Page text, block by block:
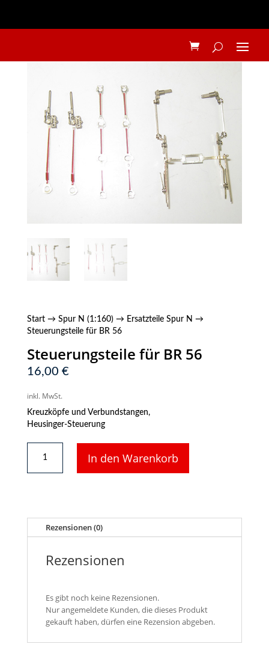
Start→ Spur N (1:160)→ Ersatzteile Spur N →
Steuerungsteile für BR 56
Steuerungsteile für BR 56
16,00 €
inkl. MwSt.
Kreuzköpfe und Verbundstangen,
Heusinger-Steuerung
BR
In den Warenkorb
Rezensionen (0)
Rezensionen
Es gibt noch keine Rezensionen.
Nur angemeldete Kunden, die dieses Produkt
gekauft haben, dürfen eine Rezension abgeben.